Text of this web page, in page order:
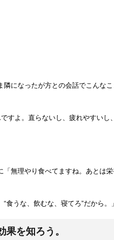
になったが方との会話でこんなこ
すよ。直らないし、疲れやすいし
無理やり食べてますね。あとは
食うな、飲むな、寝てろ”だから。」
を知ろう。